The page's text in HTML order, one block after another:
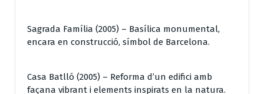
Sagrada Família (2005) – Basílica monumental,
encara en construcció, símbol de Barcelona.
Casa Batlló (2005) – Reforma d’un edifici amb
façana vibrant i elements inspirats en la natura.